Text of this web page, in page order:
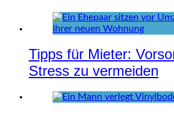
Tipps für Mieter:
Stress zu vermeiden